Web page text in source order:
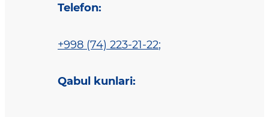
Telefon:
+998 (74) 223-21-22;
Qabul kunlari: